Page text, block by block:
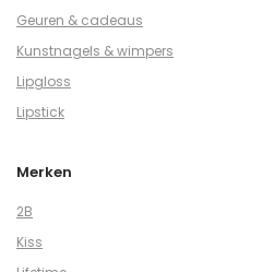
Geuren & cadeaus
Kunstnagels & wimpers
Lipgloss
Lipstick
Merken
2B
Kiss